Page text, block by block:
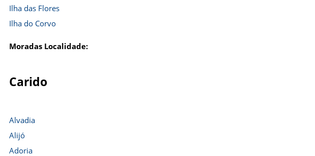
Ilha das Flores
Ilha do Corvo
Moradas Localidade:
Carido
Alvadia
Alijó
Adoria